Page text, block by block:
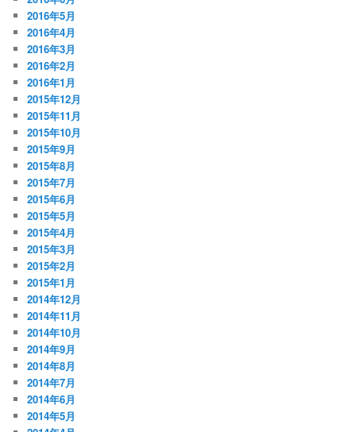
2016年5月
2016年4月
2016年3月
2016年2月
2016年1月
2015年12月
2015年11月
2015年10月
2015年9月
2015年8月
2015年7月
2015年6月
2015年5月
2015年4月
2015年3月
2015年2月
2015年1月
2014年12月
2014年11月
2014年10月
2014年9月
2014年8月
2014年7月
2014年6月
2014年5月